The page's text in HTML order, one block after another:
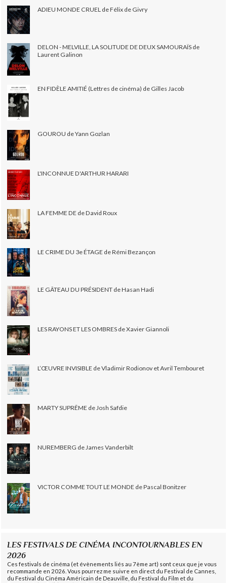
ADIEU MONDE CRUEL de Félix de Givry
DELON - MELVILLE, LA SOLITUDE DE DEUX SAMOURAÏS de
Laurent Galinon
EN FIDÈLE AMITIÉ (Lettres de cinéma) de Gilles Jacob
GOUROU de Yann Gozlan
L'INCONNUE D'ARTHUR HARARI
LA FEMME DE de David Roux
LE CRIME DU 3e ÉTAGE de Rémi Bezançon
LE GÂTEAU DU PRÉSIDENT de Hasan Hadi
LES RAYONS ET LES OMBRES de Xavier Giannoli
L’ŒUVRE INVISIBLE de Vladimir Rodionov et Avril Tembouret
MARTY SUPRÊME de Josh Safdie
NUREMBERG de James Vanderbilt
VICTOR COMME TOUT LE MONDE de Pascal Bonitzer
LES FESTIVALS DE CINÉMA INCONTOURNABLES EN
2026
Ces festivals de cinéma (et évènements liés au 7ème art) sont ceux que je vous
recommande en 2026. Vous pourrez me suivre en direct du Festival de Cannes,
du Festival du Cinéma Américain de Deauville, du Festival du Film et du